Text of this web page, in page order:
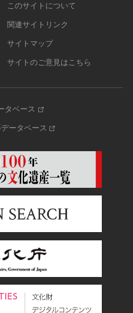
このサイトについて
関連サイトリンク
サイトマップ
サイトのご意見はこちら
タベース
ータベース